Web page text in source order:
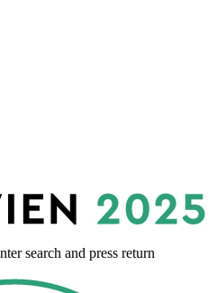
search and press return